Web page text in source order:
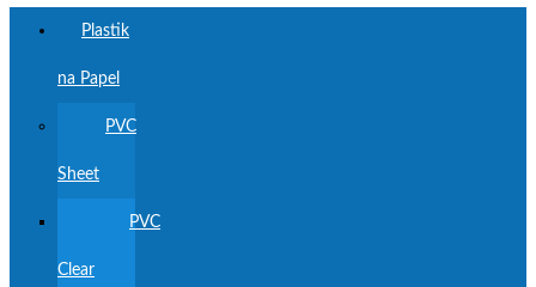
Plastik
na Papel
PVC
Sheet
PVC
Clear